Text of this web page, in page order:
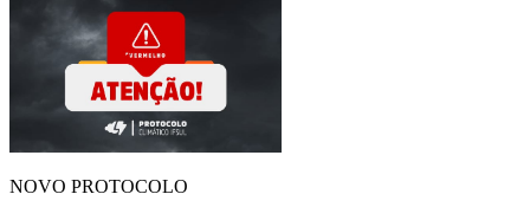
NOVO PROTOCOLO